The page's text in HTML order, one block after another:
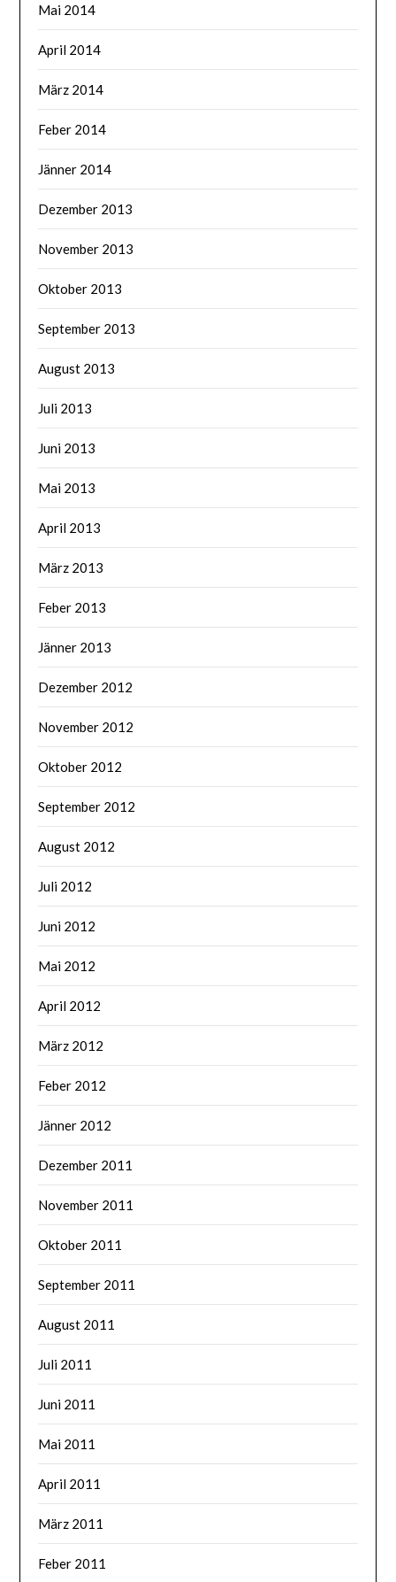
Mai 2014
April 2014
März 2014
Feber 2014
Jänner 2014
Dezember 2013
November 2013
Oktober 2013
September 2013
August 2013
Juli 2013
Juni 2013
Mai 2013
April 2013
März 2013
Feber 2013
Jänner 2013
Dezember 2012
November 2012
Oktober 2012
September 2012
August 2012
Juli 2012
Juni 2012
Mai 2012
April 2012
März 2012
Feber 2012
Jänner 2012
Dezember 2011
November 2011
Oktober 2011
September 2011
August 2011
Juli 2011
Juni 2011
Mai 2011
April 2011
März 2011
Feber 2011